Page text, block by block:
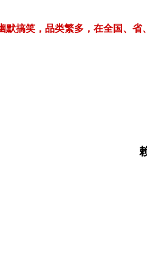
搞笑，品类繁多，在全国、省